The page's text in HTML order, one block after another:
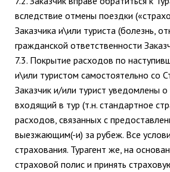
вследствие отмены поездки
Заказчика и\или туриста (болезнь,
гражданской ответственности
7.3. Покрытие расходов по
и\или туристом самостоятельно со
Заказчик и/или турист уведомлены
входящий в тур (т.н. стандартное
расходов, связанных с
выезжающим(-и) за рубеж. Все
страхования. Турагент же, на
страховой полис и принять